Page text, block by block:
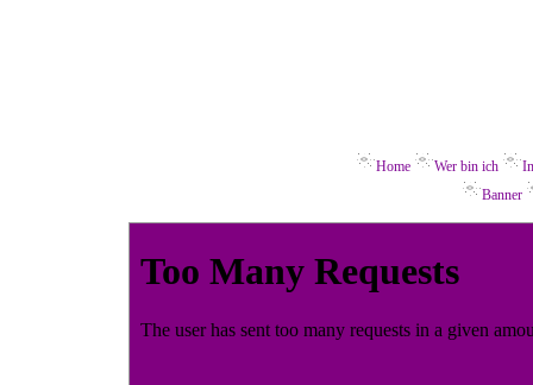
Home Wer bin ich
Banner